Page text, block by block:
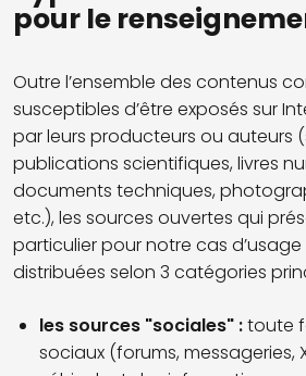
pour le
Outre l’ensemble des contenus
susceptibles d’être exposés sur
par leurs producteurs ou auteurs
publications scientifiques, livres
documents techniques,
etc.), les sources ouvertes qui
particulier pour notre cas
distribuées selon 3 catégories
les sources "sociales" :toute
sociaux (forums, messageries,